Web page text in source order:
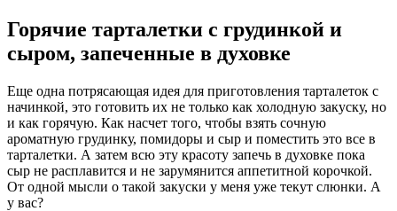
Горячие тарталетки с грудинкой и
сыром, запеченные в духовке
Еще одна потрясающая идея для приготовления тарталеток с
начинкой, это готовить их не только как холодную закуску, но
и как горячую. Как насчет того, чтобы взять сочную
ароматную грудинку, помидоры и сыр и поместить это все в
тарталетки. А затем всю эту красоту запечь в духовке пока
сыр не расплавится и не зарумянится аппетитной корочкой.
От одной мысли о такой закуски у меня уже текут слюнки. А
у вас?